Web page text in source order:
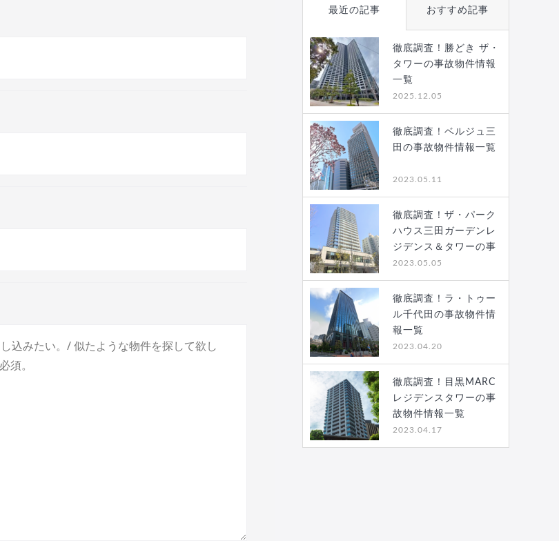
最近の記事 おすすめ記事
徹底調査！勝どき ザ・
タワーの事故物件情報
一覧
2025.12.05
徹底調査！ベルジュ三
田の事故物件情報一覧
2023.05.11
徹底調査！ザ・パーク
ハウス三田ガーデンレ
ジデンス＆タワーの事
故…
2023.05.05
徹底調査！ラ・トゥー
ル千代田の事故物件情
報一覧
2023.04.20
徹底調査！目黒MARC
レジデンスタワーの事
故物件情報一覧
2023.04.17